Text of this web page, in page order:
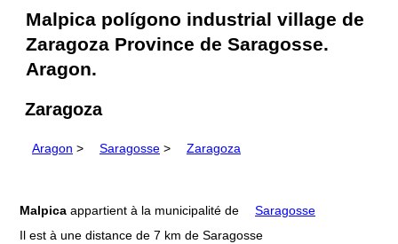
Malpica polígono industrial village de
Zaragoza Province de Saragosse.
Aragon.
Zaragoza
Aragon > Saragosse > Zaragoza
Malpica appartient à la municipalité de
Saragosse
Il est à une distance de 7 km de Saragosse